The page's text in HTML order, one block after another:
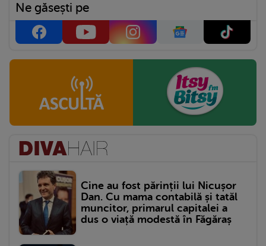
Ne găsești pe
Cine au fost părinții lui Nicușor
Dan. Cu mama contabilă și tatăl
muncitor, primarul capitalei a
dus o viață modestă în Făgăraș